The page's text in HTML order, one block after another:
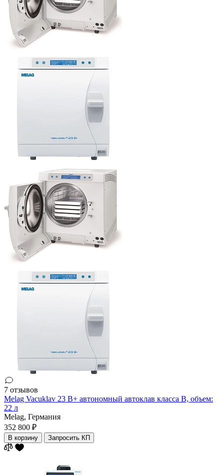
7 отзывов
Melag Vacuklav 23 B+ автономный автоклав класса В, объем:
22 л
Melag, Германия
352 800 ₽
В корзину Запросить КП